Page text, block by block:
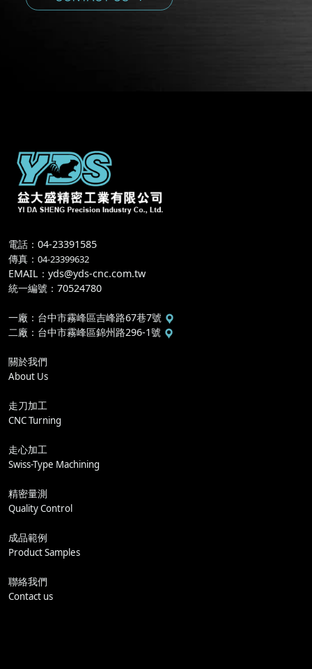
電話：04-23391585
傳真 ： 04-23399632
EMAIL ： yds@yds-cnc.com.tw
統一編號 ： 70524780
一廠 ： 台中市霧峰區吉峰路67巷7號
二廠 ： 台中市霧峰區錦州路296-1號
關於我們
About Us
走刀加工
CNC Turning
走心加工
Swiss-Type Machining
精密量測
Quality Control
成品範例
Product Samples
聯絡我們
Contact us